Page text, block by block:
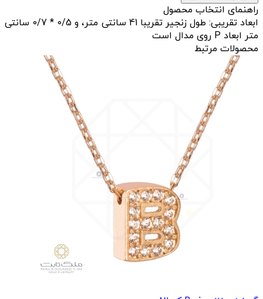
راهنمای انتخاب محصول
ابعاد تقریبی: طول زنجیر تقریبا 41 سانتی متر، و 0/5 * 0/7 سانتی
متر ابعاد P روی مدال است
محصولات مرتبط